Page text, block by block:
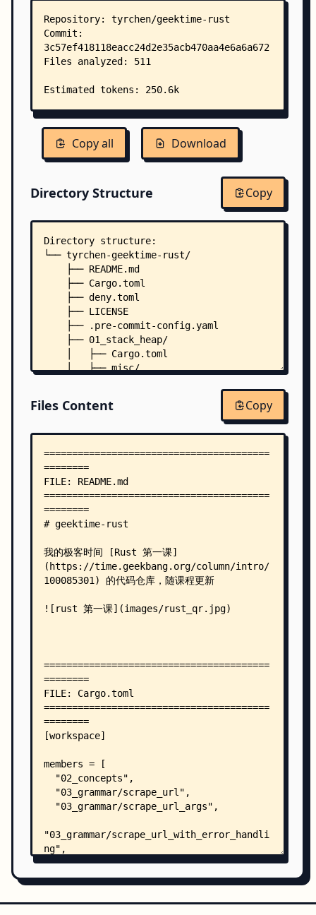
Copy all Download
Directory Structure Copy
Directory structure:
└── tyrchen-geektime-rust/
    ├── README.md
    ├── Cargo.toml
    ├── deny.toml
    ├── LICENSE
    ├── .pre-commit-config.yaml
    ├── 01_stack_heap/
    │   ├── Cargo.toml
    │   ├── misc/
    │       ├── error.rs
    │       └── string.rs
    ├── 02_concepts/
    │   ├── Cargo.toml
    │   ├── misc/
    │   │   ├── crash.c
    │   │   ├── type.c
    │   │   └── type.py
    │       └── shape.rs
    ├── 03_grammar/
    │   ├── concepts/
    │   │   └── src/
    │   ├── scrape_url/
    │   │   ├── Cargo.toml
    │   │   └── src/
    │   │       └── main.rs
    │   ├── scrape_url_args/
    │   │   ├── Cargo.toml
    │   │       └── main.rs
    │   └── scrape_url_with_error_handling/
    │       ├── Cargo.toml
    │       └── src/
    ├── 04_httpie/
    │   ├── Cargo.toml
    │   ├── examples/
    │   │   ├── cli.rs
    │   │   └── cli_verify.rs
Files Content Copy